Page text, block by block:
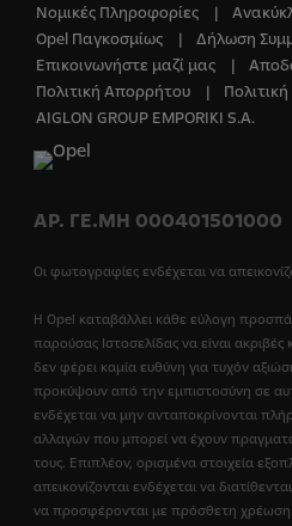
Νομικές Πληροφορίες
Opel Παγκοσμίως
Δήλωση
Επικοινωνήστε μαζί μας
Πολιτική Απορρήτου
AIGLON GROUP EMPORIKI S.A.
ΑΡ. ΓΕ.ΜΗ 000401501000
Οι φωτογραφίες ενδέχεται να
Η Opel καταβάλλει κάθε εύλογη
παρούσας Ιστοσελίδας να είναι
δεν φέρει καμία ευθύνη για τυχόν
προκύψουν από την εμπιστοσύνη σε
ενδέχεται να μην ανταποκρίνονται
αλλαγών που μπορεί να έχουν
τους. Επιπλέον, ορισμένα στοιχεία
απεικονίζονται ενδέχεται να
να προσφέρονται με πρόσθετη